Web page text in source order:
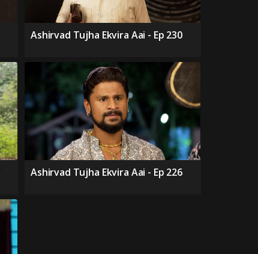
Ashirvad Tujha Ekvira Aai - Ep 230
Ashirvad Tujha Ekvira Aai - Ep 226